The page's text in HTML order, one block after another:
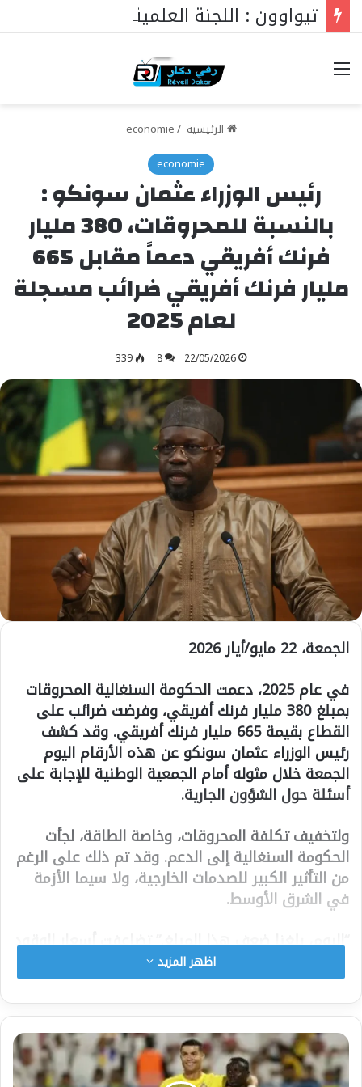
خيارات
الرئيسية /
economie
economie
رئيس الوزراء عثمان سونكو :
بالنسبة للمحروقات، 380 مليار
فرنك أفريقي دعماً مقابل 665
مليار فرنك أفريقي ضرائب مسجلة
لعام 2025
22/05/2026
8
339
الجمعة، 22 مايو/أيار 2026
في عام 2025، دعمت الحكومة السنغالية المحروقات
بمبلغ 380 مليار فرنك أفريقي، وفرضت ضرائب على
القطاع بقيمة 665 مليار فرنك أفريقي. وقد كشف
رئيس الوزراء عثمان سونكو عن هذه الأرقام اليوم
الجمعة خلال مثوله أمام الجمعية الوطنية للإجابة على
أسئلة حول الشؤون الجارية.
ولتخفيف تكلفة المحروقات، وخاصة الطاقة، لجأت
الحكومة السنغالية إلى الدعم. وقد تم ذلك على الرغم
من التأثير الكبير للصدمات الخارجية، ولا سيما الأزمة
في الشرق الأوسط.
“اليوم، بلغنا ضعف هذا المبلغ.” تضاعفت أسعار الوقود
عالميًا. ولم تعد شركات التأمين مستعدة لتغطية
السفن التي تنقل الوقود، لا سيما في منطقة الخليج.
ولذلك، يمتد تأثير ذلك ليشمل جميع قطاعات الحياة.
وأكد رئيس الوزراء عثمان سونكو: “في الظروف
العادية، إذا طبقنا زيادة في الأسعار، ستتجاوز إعانات
الوقود تريليون فرنك أفريقي، ضمن ميزانية قدرها 5
اظهر المزيد